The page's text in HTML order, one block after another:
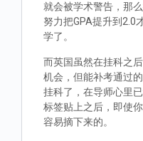
就会被学术警告，那
努力把GPA提升到2.0
学了。
而英国虽然在挂科之
机会，但能补考通过
挂科了，在导师心里
标签贴上之后，即使
容易摘下来的。